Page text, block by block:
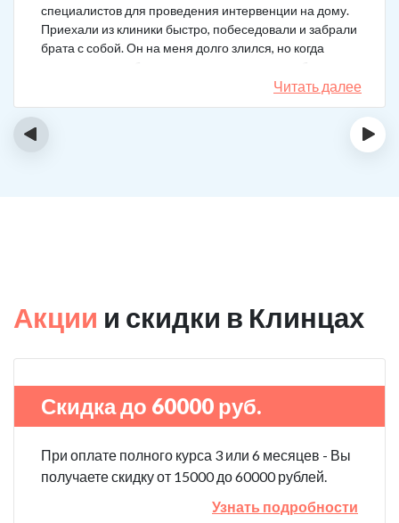
специалистов для проведения интервенции на дому.
Приехали из клиники быстро, побеседовали и забрали
брата с собой. Он на меня долго злился, но когда
понял, что если бы я не пошла на тот шаг, он бы не
выкарабкался. После курса вышел здоровым. Больше
не принимает.
Читать далее
‹ ›
Акции и скидки в Клинцах
Скидка до 60000 руб.
При оплате полного курса 3 или 6 месяцев - Вы
получаете скидку от 15000 до 60000 рублей.
Узнать подробности